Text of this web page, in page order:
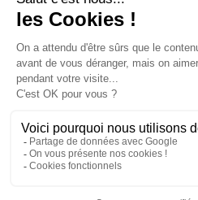
J'accepte lesconditions
confidentialité
PRODUITS
NOTRE SOCIÉTÉ
VOTRE COMPTE